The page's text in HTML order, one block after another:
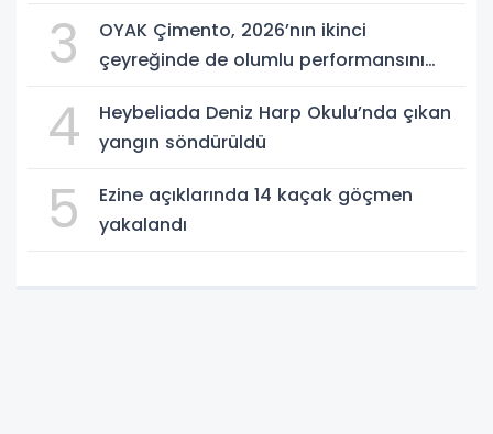
3
OYAK Çimento, 2026’nın ikinci
çeyreğinde de olumlu performansını
4
Heybeliada Deniz Harp Okulu’nda çıkan
yangın söndürüldü
5
Ezine açıklarında 14 kaçak göçmen
yakalandı